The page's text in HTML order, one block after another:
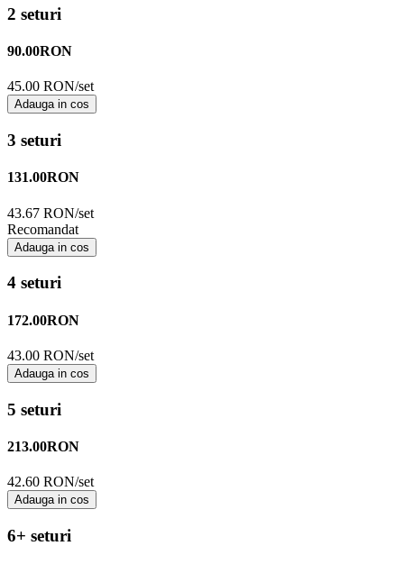
2 seturi
90.00RON
45.00 RON/set
Adauga in cos
3 seturi
131.00RON
43.67 RON/set
Recomandat
Adauga in cos
4 seturi
172.00RON
43.00 RON/set
Adauga in cos
5 seturi
213.00RON
42.60 RON/set
Adauga in cos
6+ seturi